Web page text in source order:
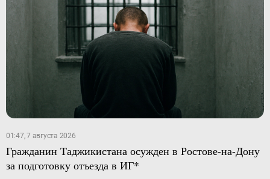
01:47, 7 августа 2026
Гражданин Таджикистана осужден в Ростове-на-Дону
за подготовку отъезда в ИГ*